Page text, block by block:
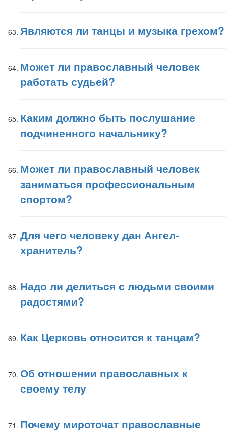
Являются ли танцы и музыка грехом?
Может ли православный человек
работать судьей?
Каким должно быть послушание
подчиненного начальнику?
Может ли православный человек
заниматься профессиональным
спортом?
Для чего человеку дан Ангел-
хранитель?
Надо ли делиться с людьми своими
радостями?
Как Церковь относится к танцам?
Об отношении православных к
своему телу
Почему мироточат православные